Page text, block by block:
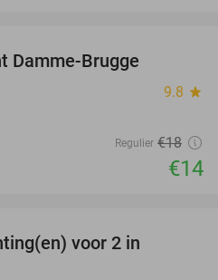
Damme-Brugge
9.8 star
Regulier €18
€14
voor 2 in